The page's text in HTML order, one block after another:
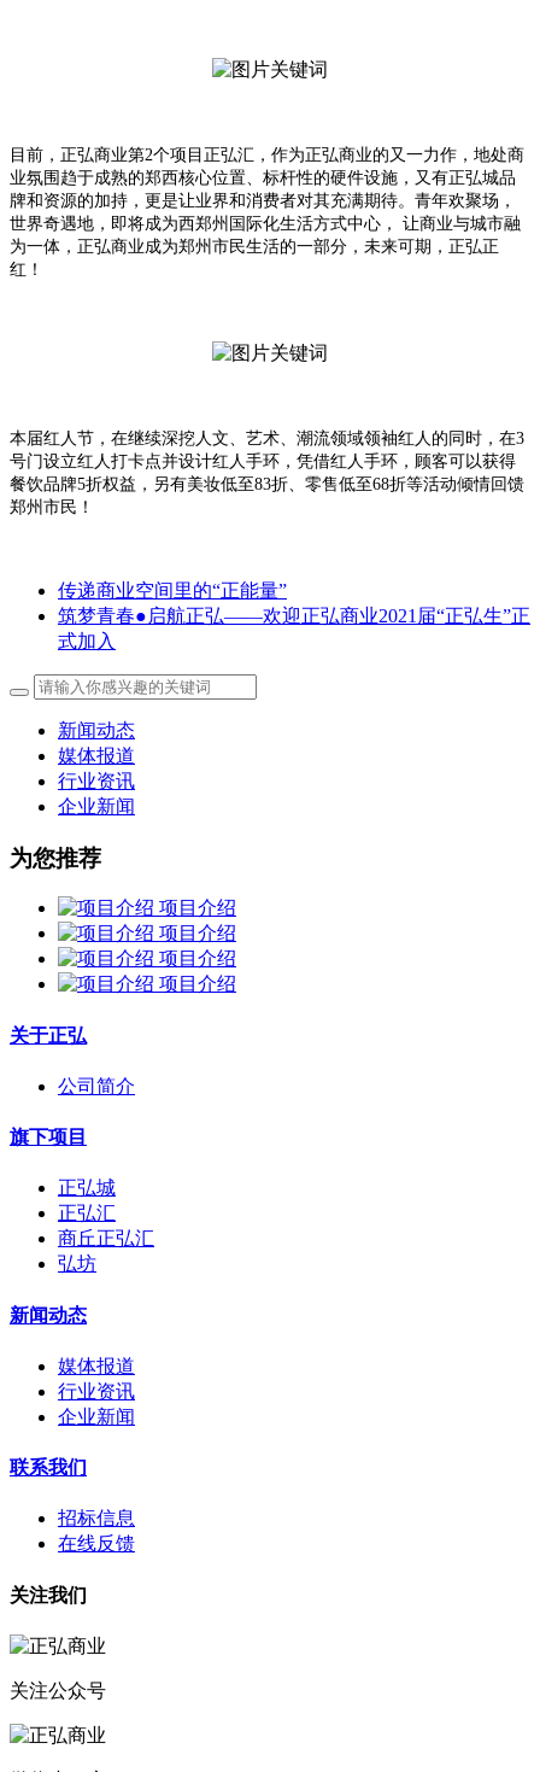
目前，正弘商业第2个项目正弘汇，作为正弘商业的又一力作，地处商
业氛围趋于成熟的郑西核心位置、标杆性的硬件设施，又有正弘城品
牌和资源的加持，更是让业界和消费者对其充满期待。青年欢聚场，
世界奇遇地，即将成为西郑州国际化生活方式中心， 让商业与城市融
为一体，正弘商业成为郑州市民生活的一部分，未来可期，正弘正
红！
本届红人节，在继续深挖人文、艺术、潮流领域领袖红人的同时，在3
号门设立红人打卡点并设计红人手环，凭借红人手环，顾客可以获得
餐饮品牌5折权益，另有美妆低至83折、零售低至68折等活动倾情回馈
郑州市民！
传递商业空间里的“正能量”
筑梦青春●启航正弘——欢迎正弘商业2021届“正弘生”正
式加入
新闻动态
媒体报道
行业资讯
企业新闻
为您推荐
项目介绍
项目介绍
项目介绍
项目介绍
关于正弘
公司简介
旗下项目
正弘城
正弘汇
商丘正弘汇
弘坊
新闻动态
媒体报道
行业资讯
企业新闻
联系我们
招标信息
在线反馈
关注我们
关注公众号